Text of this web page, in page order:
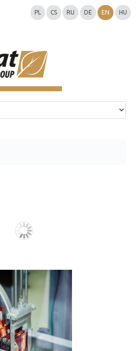
PL CS RU DE EN HU